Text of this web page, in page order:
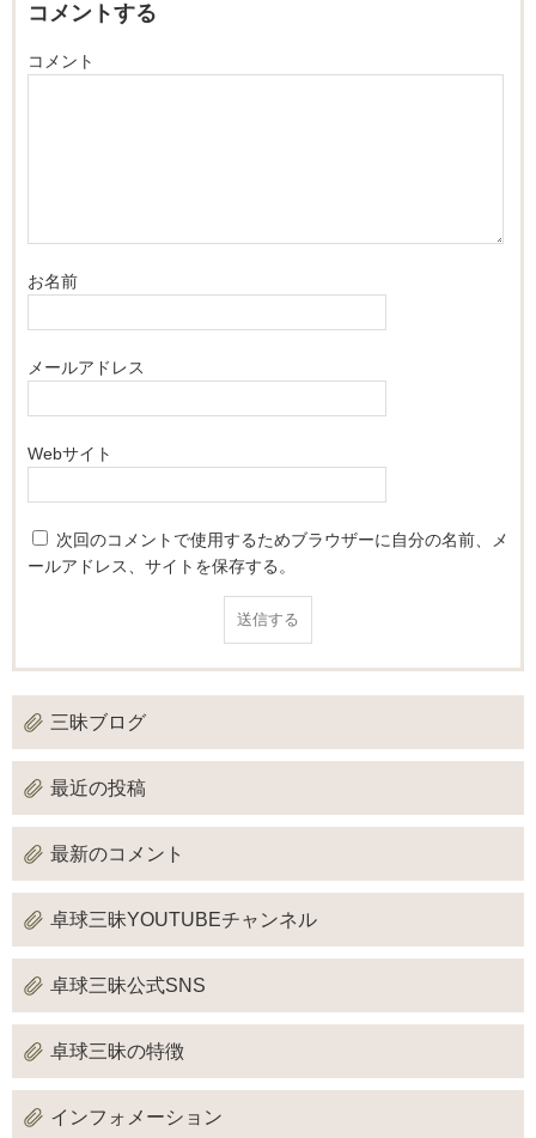
コメントする
コメント
お名前
メールアドレス
Webサイト
次回のコメントで使用するためブラウザーに自分の名前、メ
ールアドレス、サイトを保存する。
三昧ブログ
最近の投稿
最新のコメント
卓球三昧YOUTUBEチャンネル
卓球三昧公式SNS
卓球三昧の特徴
インフォメーション